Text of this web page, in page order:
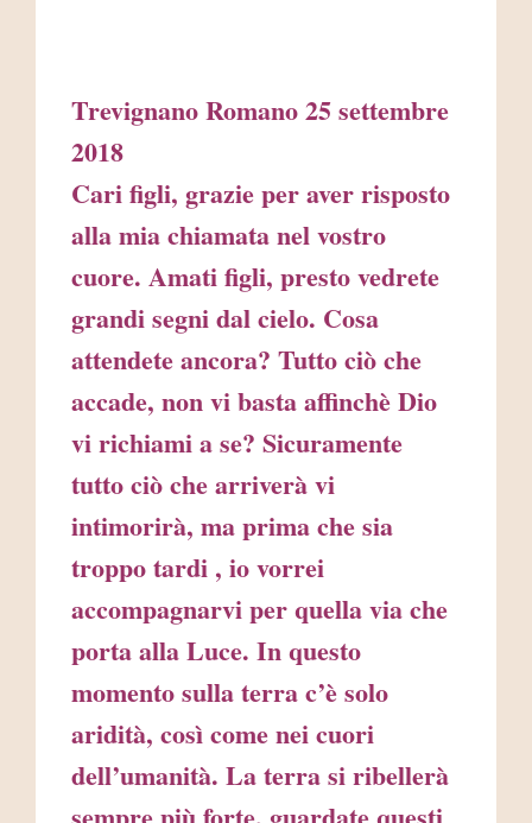
Trevignano Romano 25 settembre
2018
Cari figli, grazie per aver risposto
alla mia chiamata nel vostro
cuore. Amati figli, presto vedrete
grandi segni dal cielo. Cosa
attendete ancora? Tutto ciò che
accade, non vi basta affinchè Dio
vi richiami a se? Sicuramente
tutto ciò che arriverà vi
intimorirà, ma prima che sia
troppo tardi , io vorrei
accompagnarvi per quella via che
porta alla Luce. In questo
momento sulla terra c’è solo
aridità, così come nei cuori
dell’umanità. La terra si ribellerà